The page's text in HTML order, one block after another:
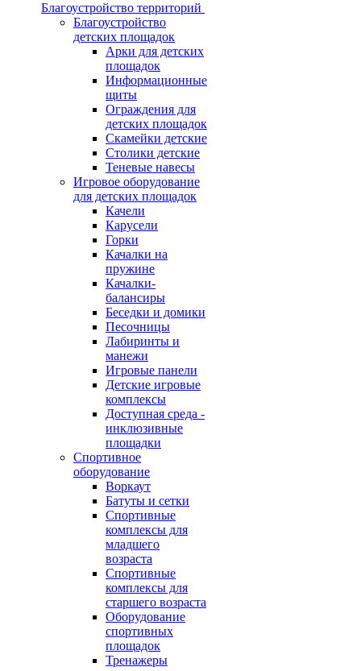
Благоустройство территорий
Благоустройство
детских площадок
Арки для детских
площадок
Информационные
щиты
Ограждения для
детских площадок
Скамейки детские
Столики детские
Теневые навесы
Игровое оборудование
для детских площадок
Качели
Карусели
Горки
Качалки на
пружине
Качалки-
балансиры
Беседки и домики
Песочницы
Лабиринты и
манежи
Игровые панели
Детские игровые
комплексы
Доступная среда -
инклюзивные
площадки
Спортивное
оборудование
Воркаут
Батуты и сетки
Спортивные
комплексы для
младшего
возраста
Спортивные
комплексы для
старшего возраста
Оборудование
спортивных
площадок
Тренажеры